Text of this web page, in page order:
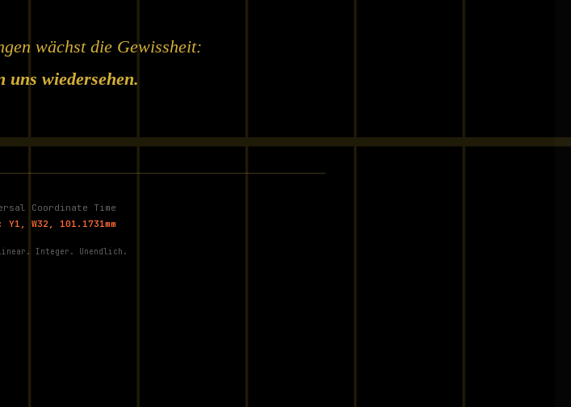
wächst die Gewissheit:
uns wiedersehen.
Coordinate Time
Y1, W32, 101.1731mm
Integer. Unendlich.